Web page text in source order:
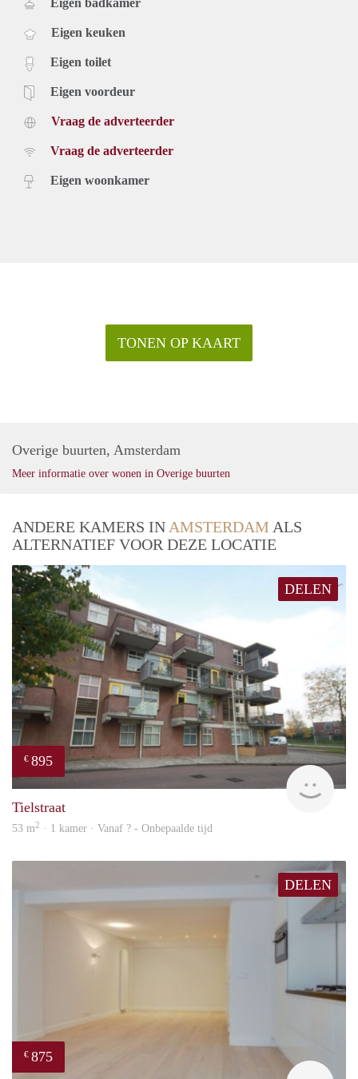
Eigen badkamer
Eigen keuken
Eigen toilet
Eigen voordeur
Vraag de adverteerder
Vraag de adverteerder
Eigen woonkamer
TONEN OP KAART
Overige buurten, Amsterdam
Meer informatie over wonen in Overige buurten
ANDERE KAMERS IN AMSTERDAM ALS
ALTERNATIEF VOOR DEZE LOCATIE
DELEN
€ 895
Tielstraat
53 m2 · 1 kamer · Vanaf ? - Onbepaalde tijd
DELEN
€ 875